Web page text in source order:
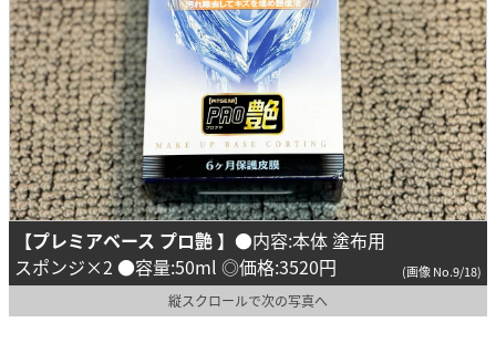
【プレミアベース プロ艶 】 ●内容:本体 塗布用
スポンジ×2 ●容量:50ml ◎価格:3520円
(画像 No.9/18)
縦スクロールで次の写真へ